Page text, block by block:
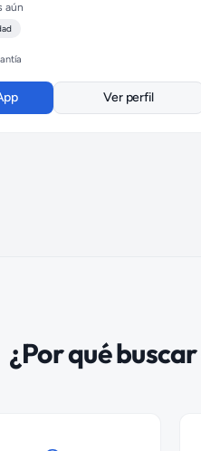
aún
Ver perfil
¿Por qué buscar